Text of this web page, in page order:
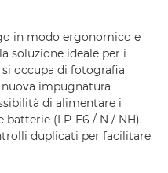
in modo ergonomico e
soluzione ideale per i
occupa di fotografia
impugnatura
di alimentare i
(LP-E6 / N / NH).
duplicati per facilitare